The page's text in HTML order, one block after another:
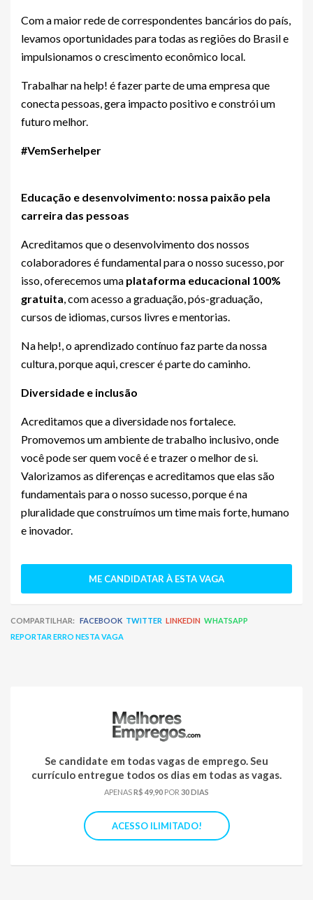
Com a maior rede de correspondentes bancários do país,
levamos oportunidades para todas as regiões do Brasil e
impulsionamos o crescimento econômico local.
Trabalhar na help! é fazer parte de uma empresa que
conecta pessoas, gera impacto positivo e constrói um
futuro melhor.
#VemSerhelper
Educação e desenvolvimento: nossa paixão pela
carreira das pessoas
Acreditamos que o desenvolvimento dos nossos
colaboradores é fundamental para o nosso sucesso, por
isso, oferecemos uma plataforma educacional 100%
gratuita, com acesso a graduação, pós-graduação,
cursos de idiomas, cursos livres e mentorias.
Na help!, o aprendizado contínuo faz parte da nossa
cultura, porque aqui, crescer é parte do caminho.
Diversidade e inclusão
Acreditamos que a diversidade nos fortalece.
Promovemos um ambiente de trabalho inclusivo, onde
você pode ser quem você é e trazer o melhor de si.
Valorizamos as diferenças e acreditamos que elas são
fundamentais para o nosso sucesso, porque é na
pluralidade que construímos um time mais forte, humano
e inovador.
ME CANDIDATAR À ESTA VAGA
COMPARTILHAR: FACEBOOK TWITTER LINKEDIN WHATSAPP
REPORTAR ERRO NESTA VAGA
Se candidate em todas vagas de emprego. Seu
currículo entregue todos os dias em todas as vagas.
APENASR$ 49,90 POR 30 DIAS
ACESSO ILIMITADO!